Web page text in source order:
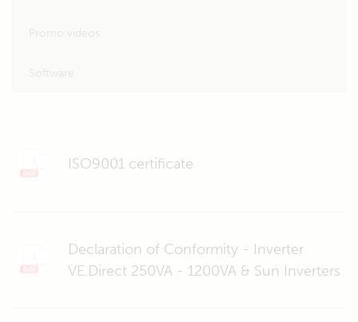
ISO9001 certificate
Declaration of Conformity - Inverter
VE.Direct 250VA - 1200VA & Sun Inverters